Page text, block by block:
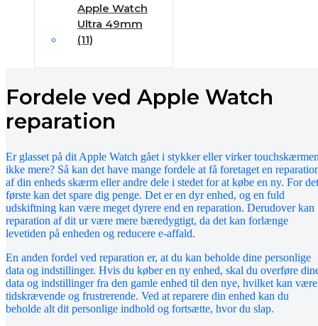
Apple Watch
Ultra 49mm
(11)
Fordele ved Apple Watch
reparation
Er glasset på dit Apple Watch gået i stykker eller virker
ikke mere? Så kan det have mange fordele at få foretaget en
af din enheds skærm eller andre dele i stedet for at købe en ny. For det
første kan det spare dig penge. Det er en dyr enhed, og en fuld
udskiftning kan være meget dyrere end en reparation. Derudover kan
reparation af dit ur være mere bæredygtigt, da det kan forlænge
levetiden på enheden og reducere e-affald.
En anden fordel ved reparation er, at du kan beholde dine personlige
data og indstillinger. Hvis du køber en ny enhed, skal du overføre
data og indstillinger fra den gamle enhed til den nye, hvilket kan være
tidskrævende og frustrerende. Ved at reparere din enhed kan du
beholde alt dit personlige indhold og fortsætte, hvor du slap.